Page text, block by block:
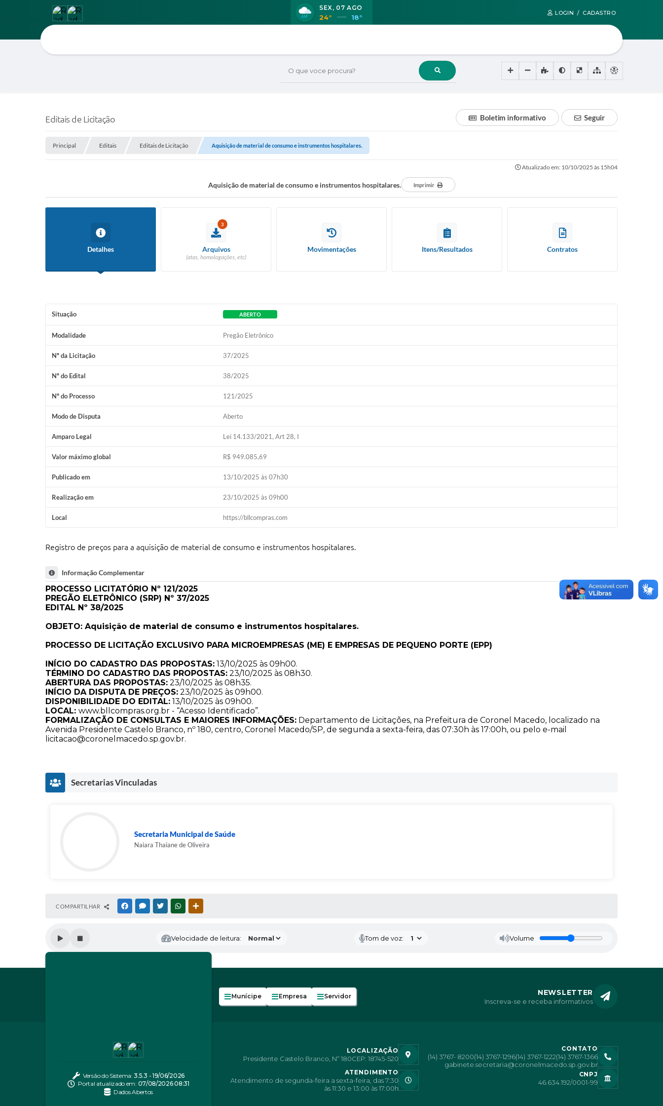
LOGIN / CADASTRO
O que voce procura?
SEX 07 AGO
24° 18°
Editais de Licitação Seguir
Boletim informativo
Principal Editais Editais de Licitação Aquisição de material de consumo e instrumentos hospitalares.
Atualizado em: 10/10/2025 às 15h04
Aquisição de material de consumo e instrumentos hospitalares. Imprimir
Detalhes
3
Arquivos
(atas, homologações, etc)
Movimentações Itens/Resultados Contratos
Situação ABERTO
Modalidade Pregão Eletrônico
Nº da Licitação 37/2025
Nº do Edital 38/2025
Nº do Processo 121/2025
Modo de Disputa Aberto
Amparo Legal Lei 14.133/2021, Art 28, I
Valor máximo global R$ 949.085,69
Publicado em 13/10/2025 às 07h30
Realização em 23/10/2025 às 09h00
Local https://bllcompras.com
Registro de preços para a aquisição de material de consumo e instrumentos hospitalares.
Informação Complementar
PROCESSO LICITATÓRIO Nº 121/2025
PREGÃO ELETRÔNICO (SRP) Nº 37/2025
EDITAL Nº 38/2025
OBJETO: Aquisição de material de consumo e instrumentos hospitalares.
PROCESSO DE LICITAÇÃO EXCLUSIVO PARA MICROEMPRESAS (ME) E EMPRESAS DE PEQUENO PORTE (EPP)
INÍCIO DO CADASTRO DAS PROPOSTAS: 13/10/2025 às 09h00.
TÉRMINO DO CADASTRO DAS PROPOSTAS: 23/10/2025 às 08h30.
ABERTURA DAS PROPOSTAS: 23/10/2025 às 08h35.
INÍCIO DA DISPUTA DE PREÇOS: 23/10/2025 às 09h00.
DISPONIBILIDADE DO EDITAL: 13/10/2025 às 09h00.
LOCAL: www.bllcompras.org.br - “Acesso Identificado”.
FORMALIZAÇÃO DE CONSULTAS E MAIORES INFORMAÇÕES: Departamento de Licitações, na Prefeitura de Coronel Macedo, localizado na
Avenida Presidente Castelo Branco, nº 180, centro, Coronel Macedo/SP, de segunda a sexta-feira, das 07:30h às 17:00h, ou pelo e-mail
licitacao@coronelmacedo.sp.gov.br.
Secretarias Vinculadas
Secretaria Municipal de Saúde
Naiara Thaiane de Oliveira
COMPARTILHAR FACEBOOKMESSENGER
TWITTERWHATSAPP
Velocidade de leitura: Tom de voz: Volume
NEWSLETTER
Inscreva-se e receba informativos
Munícipe Empresa Servidor
LOCALIZAÇÃO
Presidente Castelo Branco, Nº 180CEP: 18745-520
CONTATO
(14) 3767- 8200(14) 3767-1296(14) 3767-1222(14) 3767-1366
gabinete.secretaria@coronelmacedo.sp.gov.br
ATENDIMENTO
Atendimento de segunda-feira a sexta-feira, das 7:30
às 11:30 e 13:00 às 17:00h
CNPJ
46.634.192/0001-99
Versão do Sistema:3.5.3 - 19/06/2026
Portal atualizado em: 07/08/2026 08:31
Dados Abertos